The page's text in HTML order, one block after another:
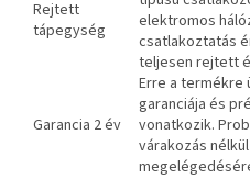
Rejtett
tápegység
elektromos
csatlakoztatás
teljesen rejtett
Garancia 2 év
Erre a termékre
garanciája és
vonatkozik.
várakozás